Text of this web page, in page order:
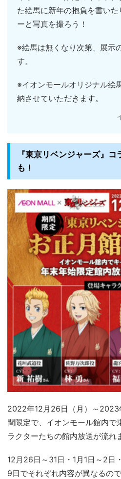
た絵馬に新年の抱負を書い
ーと写真を撮ろう！
※絵馬は無くなり次第、展示
す。
※イオンモールオリジナル絵
納させていただきます。
『東京リベンジャーズ』
も！
2022年12月26日（月）～2023
間限定で、イオンモール館内で
ラクターたちの館内放送が流れ
12月26日～31日・1月1日～2日
9日でそれぞれ内容が異なるの